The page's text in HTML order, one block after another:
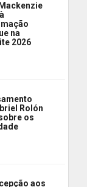
na
2026
Rolón
os
aos